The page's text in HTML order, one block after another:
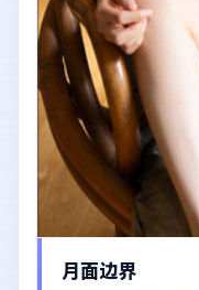
月面边界